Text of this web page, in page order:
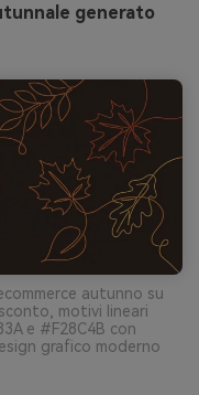
generato
autunno su
motivi lineari
e #F28C4B con
grafico moderno